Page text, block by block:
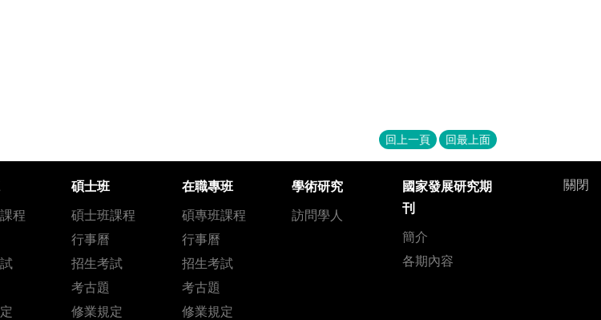
回上一頁 回最上面
關閉
程
碩士班
碩士班課程
行事曆
招生考試
考古題
修業規定
在職專班
碩專班課程
行事曆
招生考試
考古題
修業規定
學術研究
訪問學人
國家發展研究期
刊
簡介
各期內容